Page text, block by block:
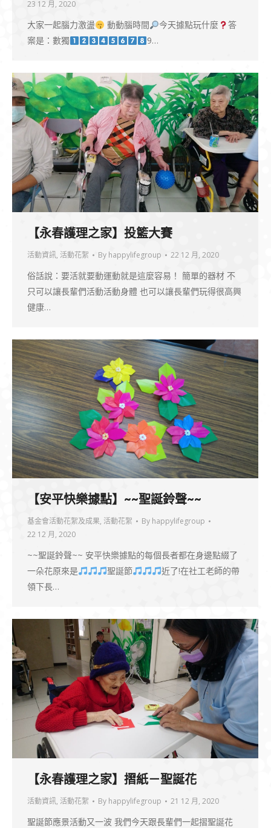
23 12 月, 2020
大家一起腦力激盪 動動腦時間 今天據點玩什麼
答
案是：數獨
9…
【永春護理之家】投籃大賽
活動資訊, 活動花絮 By happylifegroup 22 12 月, 2020
俗話說：要活就要動運動就是這麼容易！ 簡單的器材 不
只可以讓長輩們活動活動身體 也可以讓長輩們玩得很高興
健康…
【安平快樂據點】~~聖誕鈴聲~~
基金會活動花絮及成果, 活動花絮 By happylifegroup
22 12 月, 2020
~~聖誕鈴聲~~ 安平快樂據點的每個長者都在身邊點綴了
一朵花原來是
聖誕節
近了!在社工老師的帶
領下長…
【永春護理之家】摺紙－聖誕花
活動資訊, 活動花絮 By happylifegroup 21 12 月, 2020
聖誕節應景活動又一波 我們今天跟長輩們一起摺聖誕花